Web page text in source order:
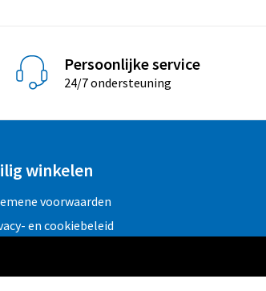
Persoonlijke service
24/7 ondersteuning
winkelen
voorwaarden
en cookiebeleid